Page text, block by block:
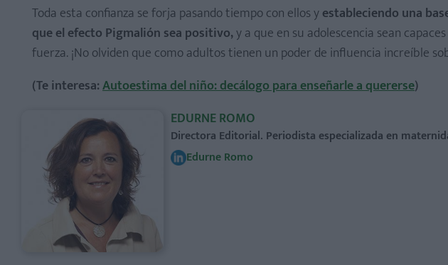
Toda esta confianza se forja pasando tiempo con ellos yestableciendo una
que el efecto Pigmalión sea positivo,y a que en su adolescencia sean
fuerza. ¡No olviden que como adultos tienen un poder de influencia increíble
(Te interesa:Autoestima del niño: decálogo para enseñarle a quererse)
EDURNE ROMO
Directora Editorial. Periodista especializada en
Edurne Romo